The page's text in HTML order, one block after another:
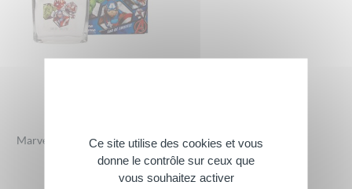
Marvel Avengers Iron Man Eau
de Toilette
Ce site utilise des cookies et vous
donne le contrôle sur ceux que
vous souhaitez activer